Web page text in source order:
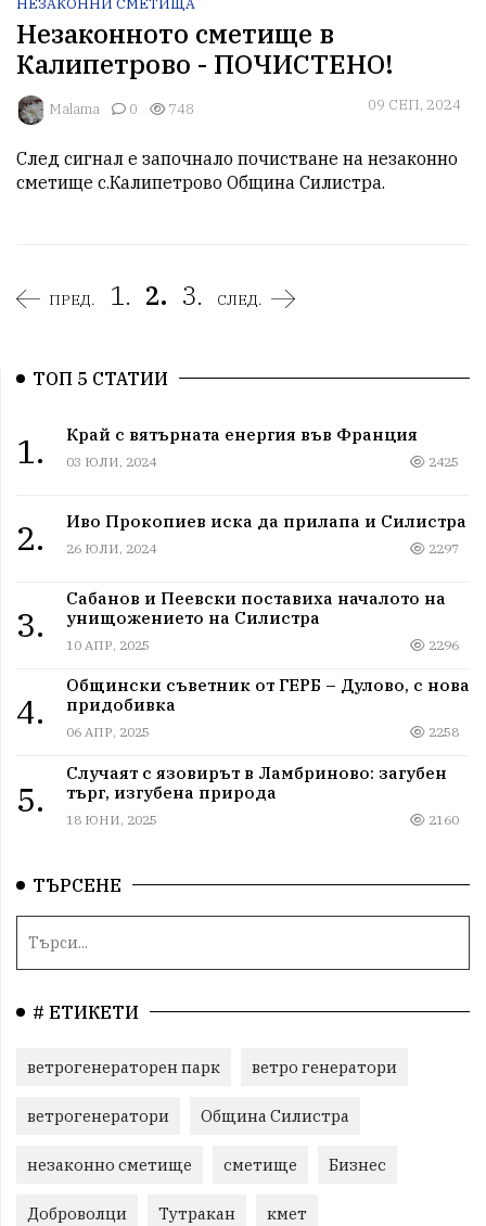
НЕЗАКОННИ СМЕТИЩА
Незаконното сметище в
Калипетрово - ПОЧИСТЕНО!
Malama 0 748 09 СЕП, 2024
След сигнал е започнало почистване на незаконно
сметище с.Калипетрово Община Силистра.
ПРЕД. 1. 2. 3. СЛЕД.
ТОП 5 СТАТИИ
1. Край с вятърната енергия във Франция
03 ЮЛИ, 2024 2425
2. Иво Прокопиев иска да прилапа и Силистра
26 ЮЛИ, 2024 2297
3.
Сабанов и Пеевски поставиха началото на
унищожението на Силистра
10 АПР, 2025 2296
4.
Общински съветник от ГЕРБ – Дулово, с нова
придобивка
06 АПР, 2025 2258
5.
Случаят с язовирът в Ламбриново: загубен
търг, изгубена природа
18 ЮНИ, 2025 2160
ТЪРСЕНЕ
# ЕТИКЕТИ
ветрогенераторен парк ветро генератори
ветрогенератори Община Силистра
незаконно сметище сметище Бизнес
Доброволци Тутракан кмет